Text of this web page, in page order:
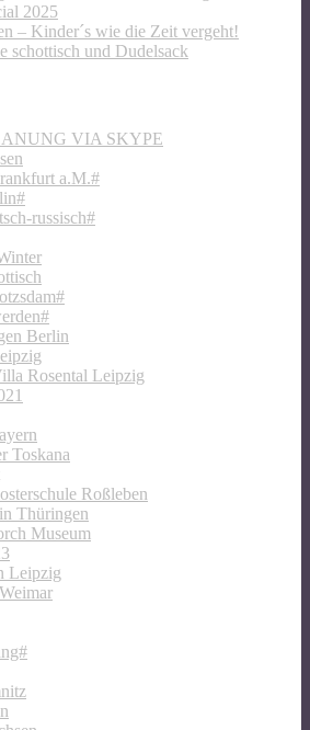
2025
– Kinder´s wie die Zeit vergeht!
schottisch und Dudelsack
VIA SKYPE
a.M.#
russisch#
Berlin
Rosental Leipzig
Toskana
Roßleben
Thüringen
Museum
Leipzig